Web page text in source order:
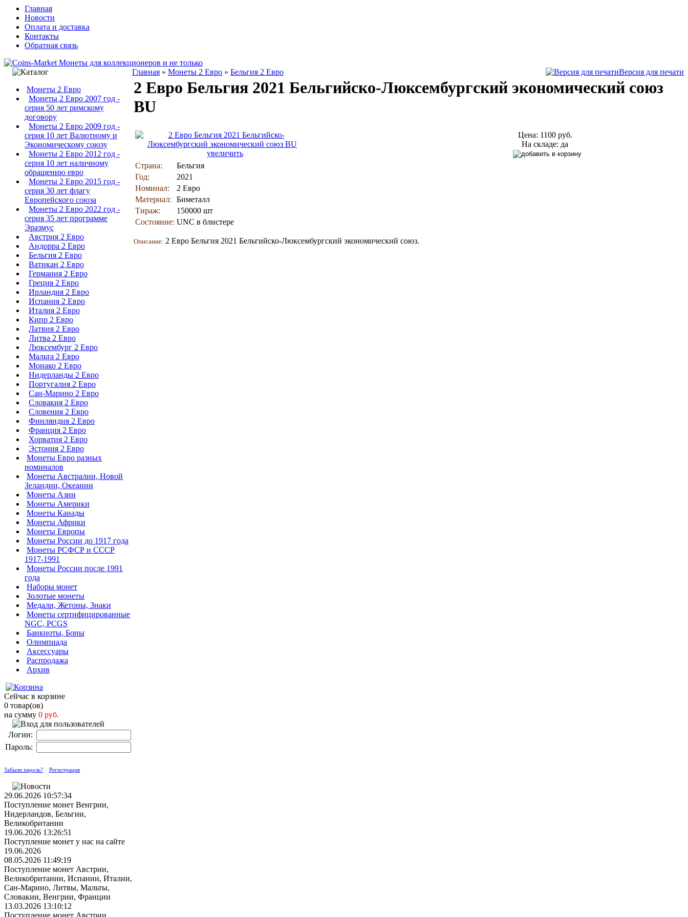
Главная
Новости
Оплата и доставка
Контакты
Обратная связь
Монеты 2 Евро
Монеты 2 Евро 2007 год -
серия 50 лет римскому
договору
Монеты 2 Евро 2009 год -
серия 10 лет Валютному и
Экономическому союзу
Монеты 2 Евро 2012 год -
серия 10 лет наличному
обращению евро
Монеты 2 Евро 2015 год -
серия 30 лет флагу
Европейского союза
Монеты 2 Евро 2022 год -
серия 35 лет программе
Эразмус
Австрия 2 Евро
Андорра 2 Евро
Бельгия 2 Евро
Ватикан 2 Евро
Германия 2 Евро
Греция 2 Евро
Ирландия 2 Евро
Испания 2 Евро
Италия 2 Евро
Кипр 2 Евро
Латвия 2 Евро
Литва 2 Евро
Люксембург 2 Евро
Мальта 2 Евро
Монако 2 Евро
Нидерланды 2 Евро
Португалия 2 Евро
Сан-Марино 2 Евро
Словакия 2 Евро
Словения 2 Евро
Финляндия 2 Евро
Франция 2 Евро
Хорватия 2 Евро
Эстония 2 Евро
Монеты Евро разных
номиналов
Монеты Австралии, Новой
Зеландии, Океании
Монеты Азии
Монеты Америки
Монеты Канады
Монеты Африки
Монеты Европы
Монеты России до 1917 года
Монеты РСФСР и СССР
1917-1991
Монеты России после 1991
года
Наборы монет
Золотые монеты
Медали, Жетоны, Знаки
Монеты сертифицированные
NGC, PCGS
Банкноты, Боны
Олимпиада
Аксессуары
Распродажа
Архив
Сейчас в корзине
0 товар(ов)
на сумму 0 руб.
Логин:
Пароль:
Забыли пароль? Регистрация
29.06.2026 10:57:34
Поступление монет Венгрии,
Нидерландов, Бельгии,
Великобритании
19.06.2026 13:26:51
Поступление монет у нас на сайте
19.06.2026
08.05.2026 11:49:19
Поступление монет Австрии,
Великобритании, Испании, Италии,
Сан-Марино, Литвы, Мальты,
Словакии, Венгрии, Франции
13.03.2026 13:10:12
Поступление монет Австрии,
Главная » Монеты 2 Евро » Бельгия 2 Евро Версия для печати
2 Евро Бельгия 2021 Бельгийско-Люксембургский экономический союз
BU
увеличить
Цена: 1100 руб.
На складе: да
Страна:
Бельгия
Год:
2021
Номинал:
2 Евро
Материал:
Биметалл
Тираж:
150000 шт
Состояние: UNC в блистере
Описание: 2 Евро Бельгия 2021 Бельгийско-Люксембургский экономический союз.